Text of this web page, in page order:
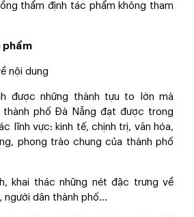
thẩm định tác phẩm không tham
phẩm
nội dung
được những thành tựu to lớn mà
thành phố Đà Nẵng đạt được trong
lĩnh vực: kinh tế, chịnh trị, văn hóa,
phong trào chung của thành phố
khai thác những nét đặc trưng về
người dân thành phố…